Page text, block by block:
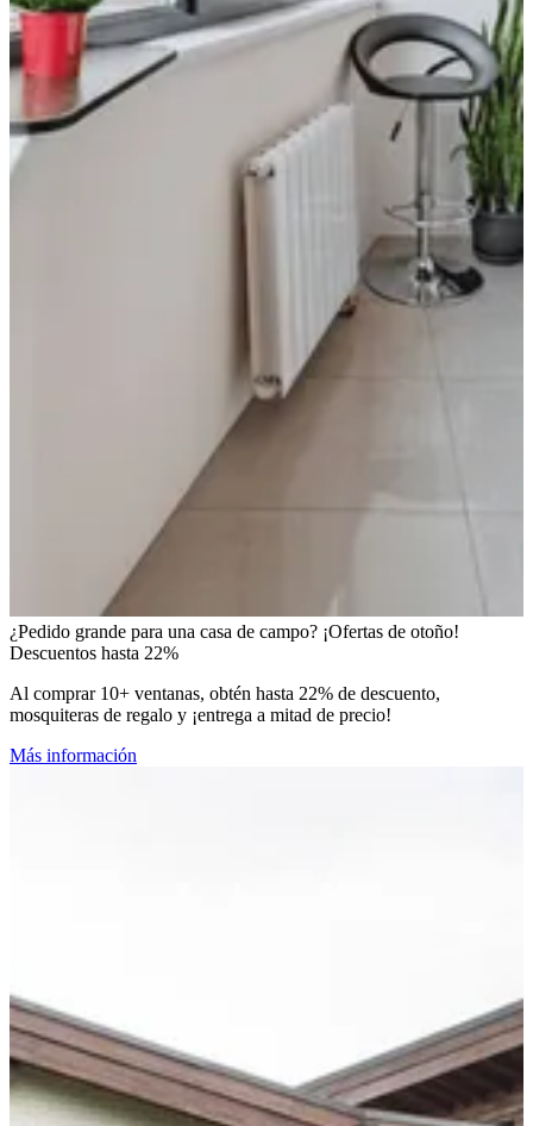
¿Pedido grande para una casa de campo? ¡Ofertas de otoño!
Descuentos hasta 22%
Al comprar 10+ ventanas, obtén hasta 22% de descuento,
mosquiteras de regalo y ¡entrega a mitad de precio!
Más información